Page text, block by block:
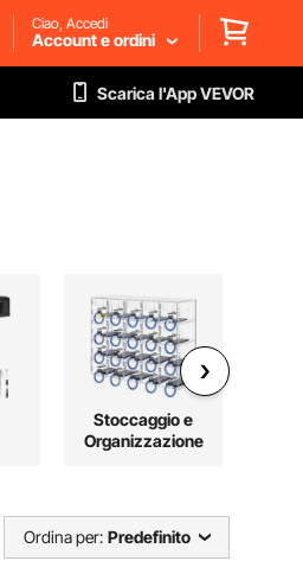
Ciao, Accedi
Account e ordini
Scarica l'App VEVOR
Stoccaggio e
Organizzazione
Ordina per: Predefinito